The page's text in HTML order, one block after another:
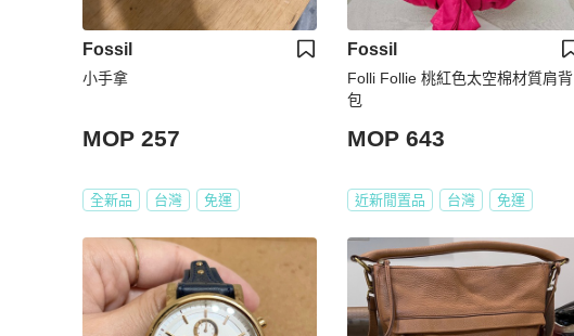
Fossil
小手拿
MOP 257
全新品 台灣 免運
Fossil
Folli Follie 桃紅色太空棉材質肩背
包
MOP 643
近新閒置品 台灣 免運